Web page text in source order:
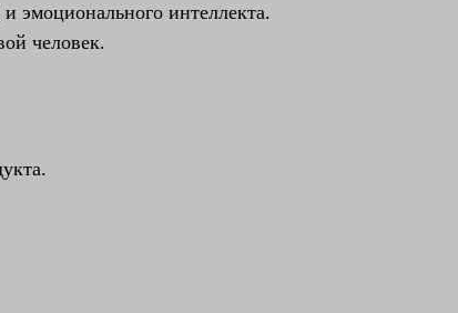
эмоционального интеллекта.
человек.